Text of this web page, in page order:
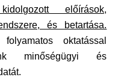
előírások,
és betartása.
oktatással
minőségügyi és